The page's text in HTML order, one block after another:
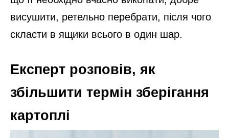
висушити, ретельно перебрати, після чого
скласти в ящики всього в один шар.
Експерт розповів, як
збільшити термін зберігання
картоплі